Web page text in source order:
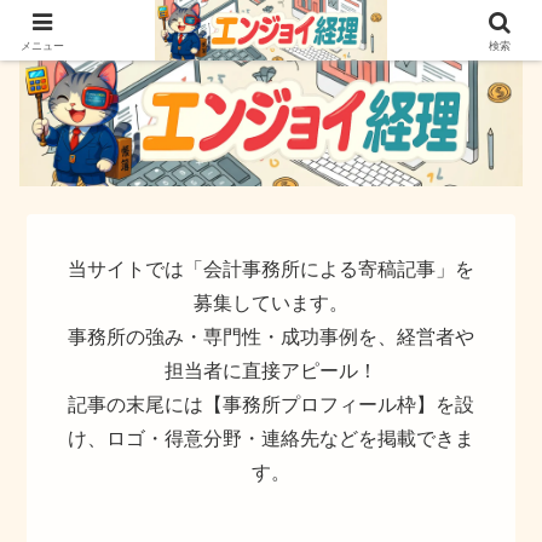
簿記でなく実務ができるサイト
当サイトでは「会計事務所による寄稿記事」を
募集しています。
事務所の強み・専門性・成功事例を、経営者や
担当者に直接アピール！
記事の末尾には【事務所プロフィール枠】を設
け、ロゴ・得意分野・連絡先などを掲載できま
す。
メニュー 検索